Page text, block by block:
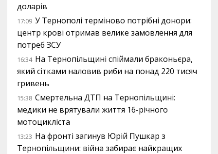
доларів
17:09 У Тернополі терміново потрібні донори:
центр крові отримав велике замовлення для
потреб ЗСУ
16:34 На Тернопільщині спіймали браконьєра,
який сітками наловив риби на понад 220 тисяч
гривень
15:38 Смертельна ДТП на Тернопільщині:
медики не врятували життя 16-річного
мотоцикліста
13:23 На фронті загинув Юрій Пушкар з
Тернопільщини: війна забирає найкращих